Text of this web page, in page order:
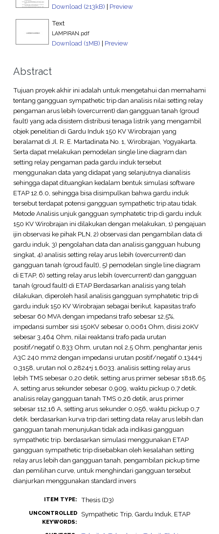
Download (213kB) | Preview
Text
LAMPIRAN.pdf
Download (1MB) | Preview
Abstract
Tujuan proyek akhir ini adalah untuk mengetahui dan memahami
tentang gangguan sympathetic trip dan analisis nilai setting relay
pengaman arus lebih (overcurrent) dan gangguan tanah (groud
fault) yang ada disistem distribusi tenaga listrik yang mengambil
objek penelitian di Gardu Induk 150 KV Wirobrajan yang
beralamat di Jl. R. E. Martadinata No. 1, Wirobrajan, Yogyakarta.
Serta dapat melakukan pemodelan single line diagram dan
setting relay pengaman pada gardu induk tersebut
menggunakan data yang didapat yang selanjutnya dianalisis
sehingga dapat dituangkan kedalam bentuk simulasi software
ETAP 12.6.0, sehingga bisa disimpulkan bahwa gardu induk
tersebut terdapat potensi gangguan sympathetic trip atau tidak.
Metode Analisis unjuk gangguan symphatetic trip di gardu induk
150 KV Wirobrajan ini dilakukan dengan melakukan, 1) pengajuan
ijin observasi ke pihak PLN, 2) observasi dan pengambilan data di
gardu induk, 3) pengolahan data dan analisis gangguan hubung
singkat, 4) analisis setting relay arus lebih (overcurrent) dan
gangguan tanah (groud fault), 5) pemodelan single line diagram
di ETAP, 6) setting relay arus lebih (overcurrent) dan gangguan
tanah (groud fault) di ETAP Berdasarkan analisis yang telah
dilakukan, diperoleh hasil analisis gangguan symphatetic trip di
gardu induk 150 KV Wirobrajan sebagai berikut. kapasitas trafo
sebesar 60 MVA dengan impedansi trafo sebesar 12,5%,
impedansi sumber sisi 150KV sebesar 0,0061 Ohm, disisi 20KV
sebesar 3,464 Ohm, nilai reaktansi trafo pada urutan
positif/negatif 0,833 Ohm, urutan nol 2,5 Ohm, penghantar jenis
A3C 240 mm2 dengan impedansi urutan positif/negatif 0,1344+j
0,3158, urutan nol 0,2824+j 1,6033. analisis setting relay arus
lebih TMS sebesar 0,20 detik, setting arus primer sebesar 1818,65
A, setting arus sekunder sebesar 0,909, waktu pickup 0,7 detik.
analisis relay gangguan tanah TMS 0,26 detik, arus primer
sebesar 112,16 A, setting arus sekunder 0,056, waktu pickup 0,7
detik. berdasarkan kurva trip dari setting data relay arus lebih dan
gangguan tanah menunjukan tidak ada indikasi gangguan
sympathetic trip. berdasarkan simulasi menggunakan ETAP
gangguan sympathetic trip disebabkan oleh kesalahan setting
relay arus lebih dan gangguan tanah, pengambilan pickup time
dan pemilihan curve, untuk menghindari gangguan tersebut
dianjurkan menggunakan standard invers
ITEM TYPE: Thesis (D3)
UNCONTROLLED
KEYWORDS:
Sympathetic Trip, Gardu Induk, ETAP